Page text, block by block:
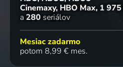
Cinemaxy, HBO Max 1 975
a 280 seriálov
Mesiac zadarmo
potom 8,99 € mes.